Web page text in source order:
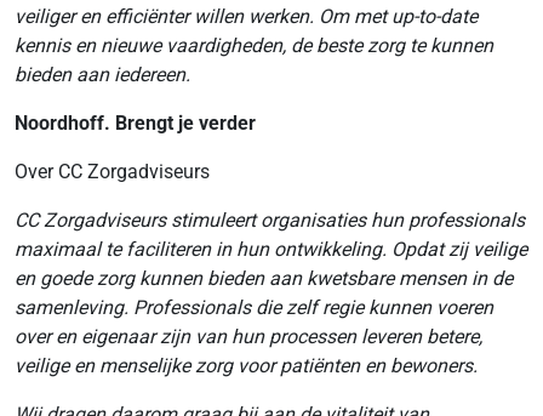
veiliger en efficiënter willen werken. Om met up-to-date
kennis en nieuwe vaardigheden, de beste zorg te kunnen
bieden aan iedereen.
Noordhoff. Brengt je verder
Over CC Zorgadviseurs
CC Zorgadviseurs stimuleert organisaties hun professionals
maximaal te faciliteren in hun ontwikkeling. Opdat zij veilige
en goede zorg kunnen bieden aan kwetsbare mensen in de
samenleving. Professionals die zelf regie kunnen voeren
over en eigenaar zijn van hun processen leveren betere,
veilige en menselijke zorg voor patiënten en bewoners.